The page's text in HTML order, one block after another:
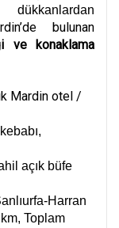
bulunan
ve konaklama
Mardin otel /
açık büfe
Harran
Toplam